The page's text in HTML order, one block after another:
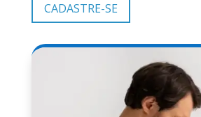
CADASTRE-SE